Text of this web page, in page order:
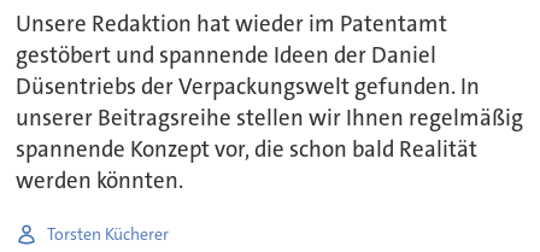
Unsere Redaktion hat wieder im Patentamt
gestöbert und spannende Ideen der Daniel
Düsentriebs der Verpackungswelt gefunden. In
unserer Beitragsreihe stellen wir Ihnen regelmäßig
spannende Konzept vor, die schon bald Realität
werden könnten.
Torsten Kücherer